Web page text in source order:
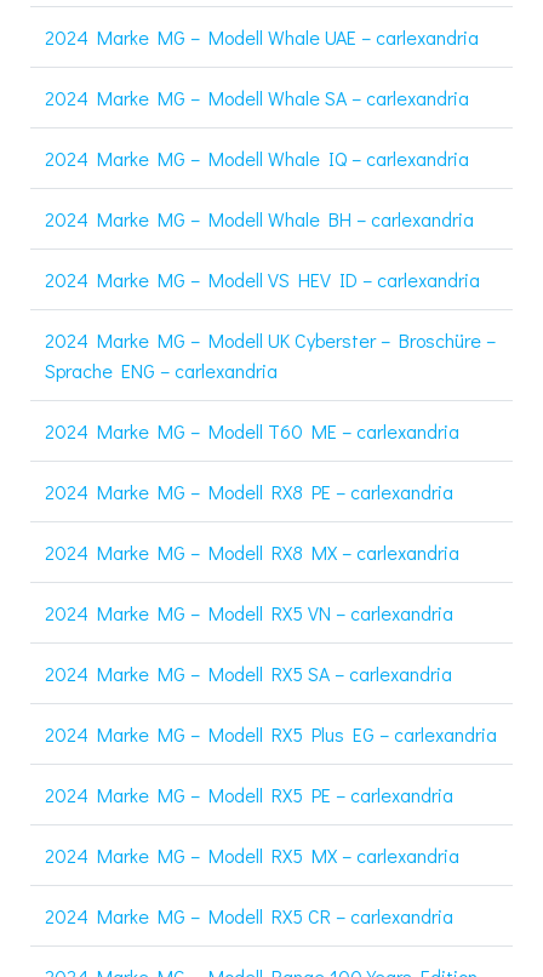
2024 Marke MG – Modell Whale UAE – carlexandria
2024 Marke MG – Modell Whale SA – carlexandria
2024 Marke MG – Modell Whale IQ – carlexandria
2024 Marke MG – Modell Whale BH – carlexandria
2024 Marke MG – Modell VS HEV ID – carlexandria
2024 Marke MG – Modell UK Cyberster – Broschüre –
Sprache ENG – carlexandria
2024 Marke MG – Modell T60 ME – carlexandria
2024 Marke MG – Modell RX8 PE – carlexandria
2024 Marke MG – Modell RX8 MX – carlexandria
2024 Marke MG – Modell RX5 VN – carlexandria
2024 Marke MG – Modell RX5 SA – carlexandria
2024 Marke MG – Modell RX5 Plus EG – carlexandria
2024 Marke MG – Modell RX5 PE – carlexandria
2024 Marke MG – Modell RX5 MX – carlexandria
2024 Marke MG – Modell RX5 CR – carlexandria